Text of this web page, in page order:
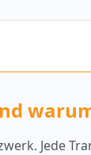
Jede